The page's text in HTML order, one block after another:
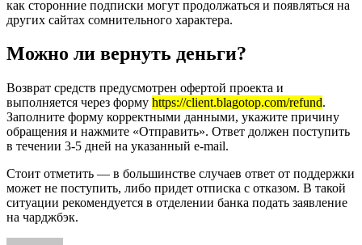
как сторонние подписки могут продолжаться и появляться на
других сайтах сомнительного характера.
Можно ли вернуть деньги?
Возврат средств предусмотрен офертой проекта и
выполняется через форму https://client.blagotop.com/refund.
Заполните форму корректными данными, укажите причину
обращения и нажмите «Отправить». Ответ должен поступить
в течении 3-5 дней на указанный e-mail.
Стоит отметить — в большинстве случаев ответ от поддержки
может не поступить, либо придет отписка с отказом. В такой
ситуации рекомендуется в отделении банка подать заявление
на чарджбэк.